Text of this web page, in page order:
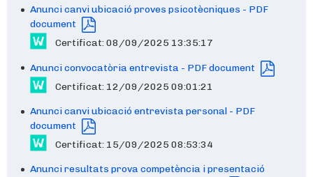
Anunci canvi ubicació proves psicotècniques - PDF
document
Certificat: 08/09/2025 13:35:17
Anunci convocatòria entrevista - PDF document
Certificat: 12/09/2025 09:01:21
Anunci canvi ubicació entrevista personal - PDF
document
Certificat: 15/09/2025 08:53:34
Anunci resultats prova competència i presentació